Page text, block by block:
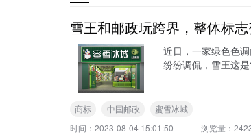
雪王和邮政玩跨界，整体标志
近日，一家绿色色
纷纷调侃，雪王这是
商标 中国邮政
蜜雪冰城
时间： 2023-08-04 15:01:50 浏览量：